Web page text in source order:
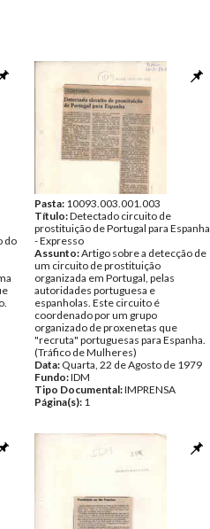
do
Pasta: 10093.003.001.003
Título:Detectado circuito de
prostituição de Portugal para Espanha
- Expresso
Assunto:Artigo sobre a detecção de
um circuito de prostituição
organizada em Portugal, pelas
autoridades portuguesa e
espanholas. Este circuito é
coordenado por um grupo
organizado de proxenetas que
"recruta" portuguesas para Espanha.
(Tráfico de Mulheres)
Data: Quarta, 22 de Agosto de 1979
Fundo:IDM
Tipo Documental:IMPRENSA
Página(s): 1